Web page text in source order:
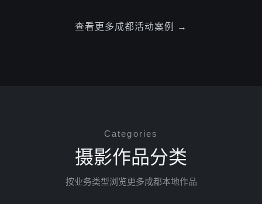
查看更多成都活动案例 →
Categories
摄影作品分类
按业务类型浏览更多成都本地作品